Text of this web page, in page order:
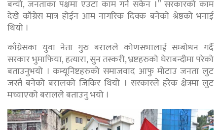
बन्यो, जनताका पक्षमा एउटा काम गर्न सकेन ।” सरकारको काम
देखे काँग्रेस मात्र होईन आम नागरिक दिक्क बनेको श्रेष्ठको भनाई
थियो ।
काँग्रेसका युवा नेता गुरु बरालले कोणसभालाई सम्बोधन गर्दै
सरकार भुमाफिया, हत्यारा, सुन तस्करी, भ्रष्टहरुको घेराबन्दीमा परेको
बताउनुभयो । कम्यूनिष्टहरुको समाजवाद आफु मोटाउ जनता लुट
जस्तै बनेको बरालको जिकिर थियो । सरकारले हरेक क्षेत्रमा लुट
मच्याएको बरालले बताउनु भयो ।